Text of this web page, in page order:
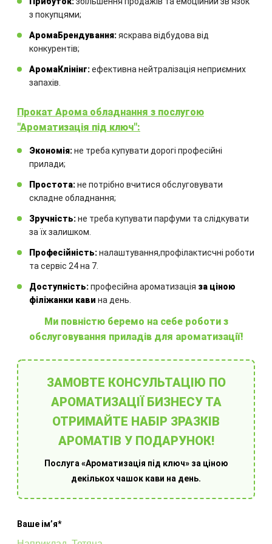
Замовте технічний розрахунок
Комбінація обладнання
розраховується для кожного
окремого проекту.
Інші товари
Обладнання для ароматизації приміщень
з покупцями;
АромаБрендування:яскрава відбудова від
конкурентів;
АромаКлінінг:ефективна нейтралізація неприємних
запахів.
Прокат Арома обладнання з послугою
"Ароматизація під ключ":
Экономія:не треба купувати дорогі професійні
прилади;
Простота:не потрібно вчитися обслуговувати
складне обладнання;
Зручність:не треба купувати парфуми та слідкувати
за їх залишком.
Професійність:налаштування,профілактисчні роботи
та сервіс 24 на 7.
Доступність:професійна ароматизація за ціною
філіжанки кави на день.
Ми повністю беремо на себе роботи з
обслуговування приладів для ароматизації!
ЗАМОВТЕ КОНСУЛЬТАЦІЮ ПО
АРОМАТИЗАЦІЇ БИЗНЕСУ ТА
ОТРИМАЙТЕ НАБІР ЗРАЗКІВ
АРОМАТІВ У ПОДАРУНОК!
Послуга «Ароматизація під ключ» за ціною
декількох чашок кави на день.
Ваше імʼя*